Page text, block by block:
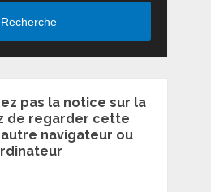
Recherche
pas la notice sur la
de regarder cette
navigateur ou